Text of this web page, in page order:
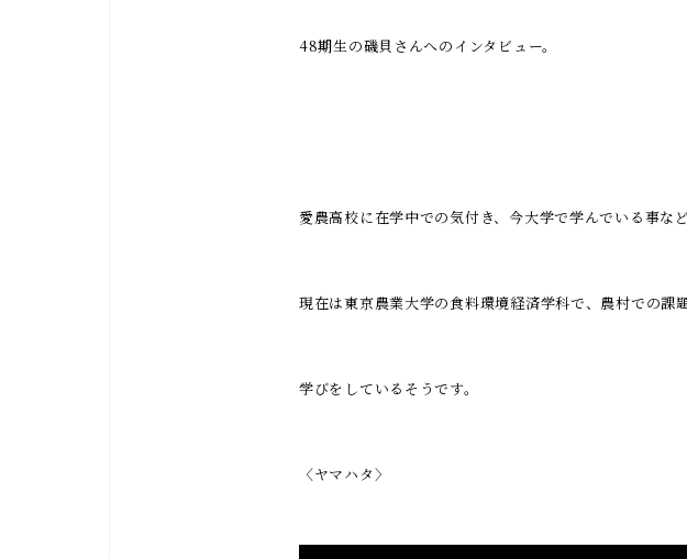
48期生の磯貝さんへのインタビュー。
愛農高校に在学中での気付き、今大学で学んでいる事な
現在は東京農業大学の食料環境経済学科で、農村での課
学びをしているそうです。
〈ヤマハタ〉